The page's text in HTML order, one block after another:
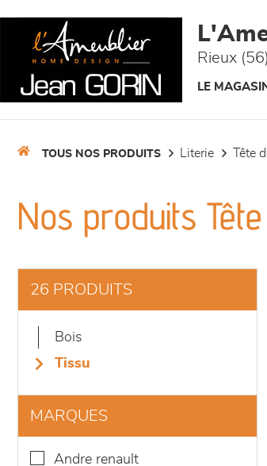
Rieux (56)
LE
TOUS NOS PRODUITS literie tête
Nos produits
26 PRODUITS
bois
tissu
MARQUES
andre renault